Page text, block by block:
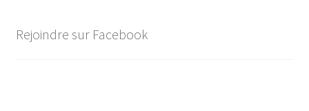
Rejoindre sur Facebook